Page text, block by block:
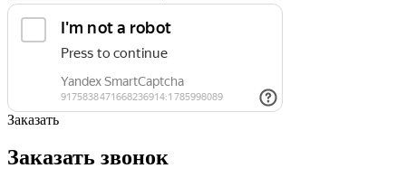
Заказать
Заказать звонок